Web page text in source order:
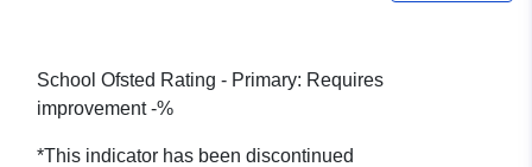
School Ofsted Rating - Primary: Requires
improvement -%
*This indicator has been discontinued